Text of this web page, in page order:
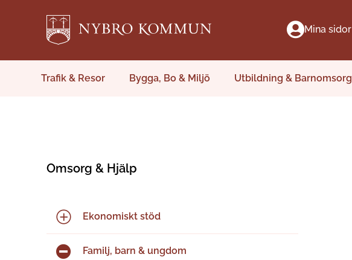
Mina sidor
Trafik & Resor Bygga, Bo & Miljö Utbildning & Barnomsorg
Omsorg & Hjälp
Ekonomiskt stöd
Familj, barn & ungdom